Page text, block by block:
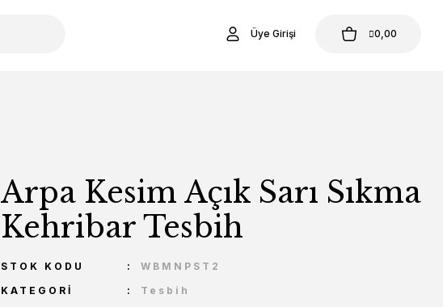
Üye Girişi 0,00
Arpa Kesim Açık Sarı Sıkma
Kehribar Tesbih
STOK KODU
WBMNPST2
KATEGORI
Tesbih